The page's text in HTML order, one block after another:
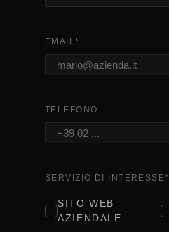
EMAIL*
TELEFONO
SERVIZIO DI INTERESSE*
SITO WEB
AZIENDALE